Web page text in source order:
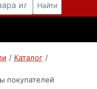
Найти
/ Каталог /
покупателей